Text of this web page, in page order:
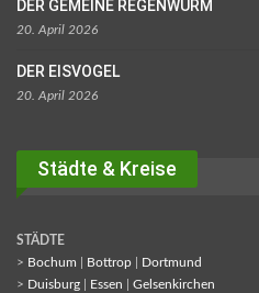
DER GEMEINE REGENWURM
20. April 2026
DER EISVOGEL
20. April 2026
Städte & Kreise
STÄDTE
> Bochum Bottrop
Dortmund
> Duisburg Essen
Gelsenkirchen